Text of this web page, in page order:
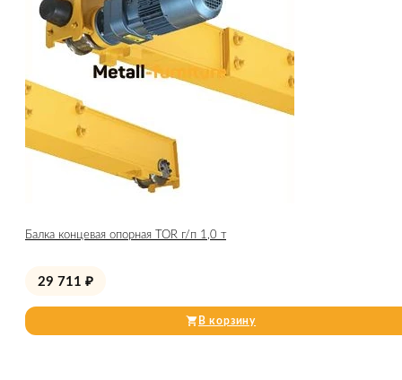
Балка концевая опорная TOR г/п 1,0 т
29 711 ₽
В корзину